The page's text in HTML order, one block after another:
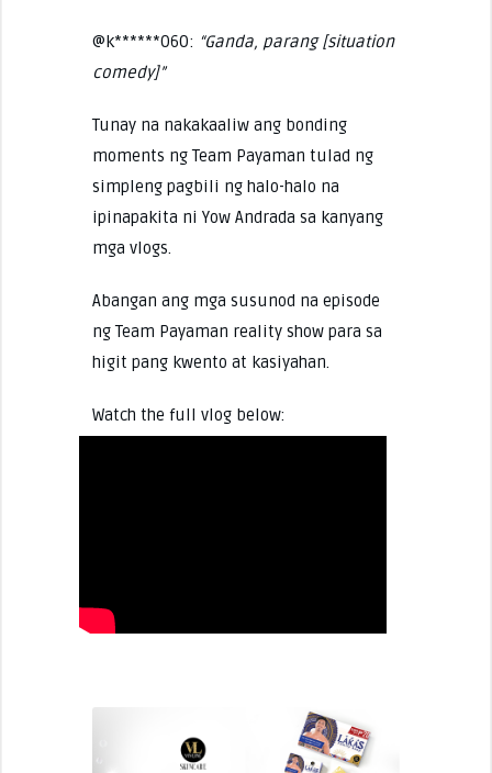
@k******060: “Ganda, parang [situation
comedy]”
Tunay na nakakaaliw ang bonding
moments ng Team Payaman tulad ng
simpleng pagbili ng halo-halo na
ipinapakita ni Yow Andrada sa kanyang
mga vlogs.
Abangan ang mga susunod na episode
ng Team Payaman reality show para sa
higit pang kwento at kasiyahan.
Watch the full vlog below: